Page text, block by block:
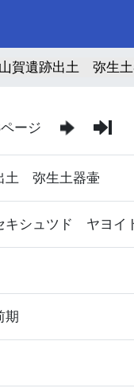
山賀遺跡出土 弥生
ージ
土 弥生土器壷
キシュツド ヤヨイ
期